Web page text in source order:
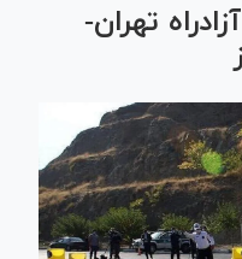
تهران-